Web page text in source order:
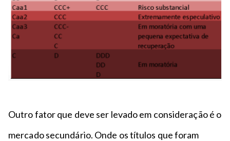
Outro fator que deve ser levado em consideração é o
mercado secundário. Onde os títulos que foram